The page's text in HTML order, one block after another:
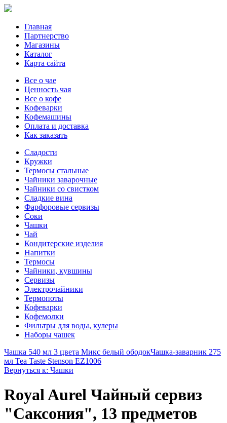
Главная
Партнерство
Магазины
Каталог
Карта сайта
Все о чае
Ценность чая
Все о кофе
Кофеварки
Кофемашины
Оплата и доставка
Как заказать
Сладости
Кружки
Термосы стальные
Чайники заварочные
Чайники со свистком
Сладкие вина
Фарфоровые сервизы
Соки
Чашки
Чай
Кондитерские изделия
Напитки
Термосы
Чайники, кувшины
Сервизы
Электрочайники
Термопоты
Кофеварки
Кофемолки
Фильтры для воды, кулеры
Наборы чашек
Чашка 540 мл 3 цвета Микс белый ободокЧашка-заварник 275
мл Tea Taste Stenson EZ1006
Вернуться к: Чашки
Royal Aurel Чайный сервиз
"Саксония", 13 предметов